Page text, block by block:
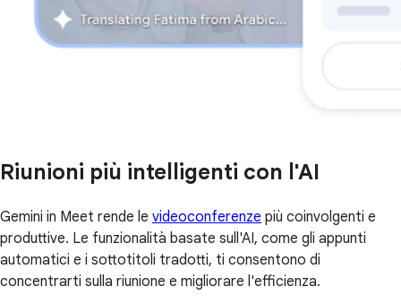
Riunioni più intelligenti con l'AI
Gemini in Meet rende le videoconferenze più coinvolgenti e
produttive. Le funzionalità basate sull'AI, come gli appunti
automatici e i sottotitoli tradotti, ti consentono di
concentrarti sulla riunione e migliorare l'efficienza.